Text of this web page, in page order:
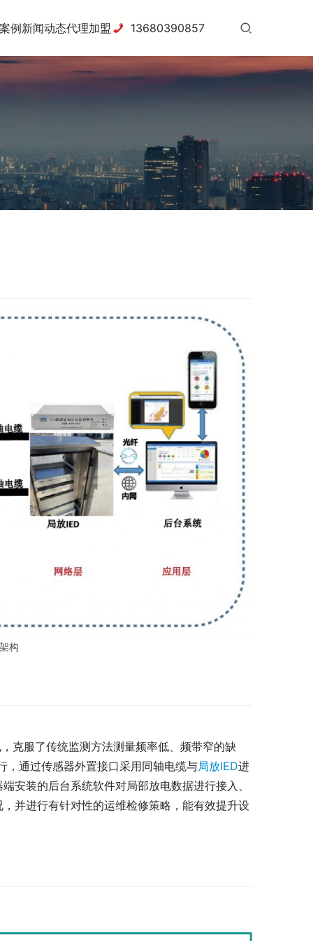
例新闻动态代理加盟 13680390857
构
克服了传统监测方法测量频率低、频带窄的缺
，通过传感器外置接口采用同轴电缆与局放IED进
安装的后台系统软件对局部放电数据进行接入、
并进行有针对性的运维检修策略，能有效提升设